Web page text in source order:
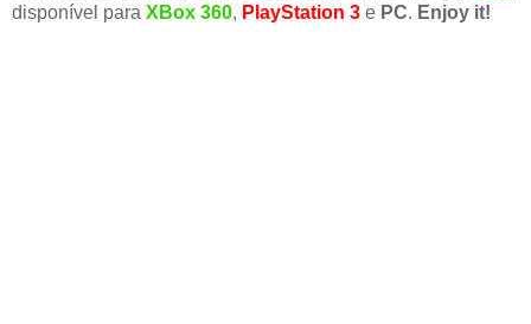
disponível para XBox 360, PlayStation 3 e PC. Enjoy it!